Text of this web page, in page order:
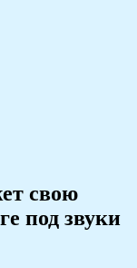
свою
под звуки